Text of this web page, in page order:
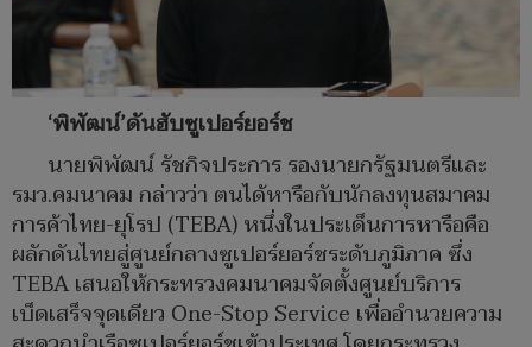
‘พิพัฒน์’ดันฮับซูเปอร์ยอร์ช
นายพิพัฒน์ รัชกิจประการ รองนายกรัฐมนตรีและ
รมว.คมนาคม กล่าวว่า ตนได้หารือกับนักลงทุนสมาคม
การค้าไทย-ยุโรป (TEBA) หนึ่งในประเด็นการหารือคือ
ผลักดันไทยสู่ศูนย์กลางซูเปอร์ยอร์ชระดับภูมิภาค ซึ่ง
TEBA เสนอให้กระทรวงคมนาคมจัดตั้งศูนย์บริการ
เบ็ดเสร็จจุดเดียว One-Stop Service เพื่ออำนวยความ